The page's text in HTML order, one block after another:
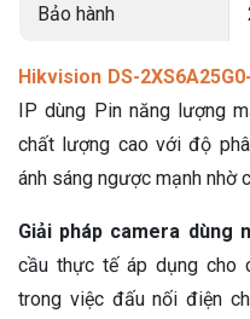
Bảo hành
Hikvision DS-
IP dùng Pin năng lượng
chất lượng cao với độ
ánh sáng ngược mạnh nhờ
Giải pháp camera dùng
cầu thực tế áp dụng cho
trong việc đấu nối điện